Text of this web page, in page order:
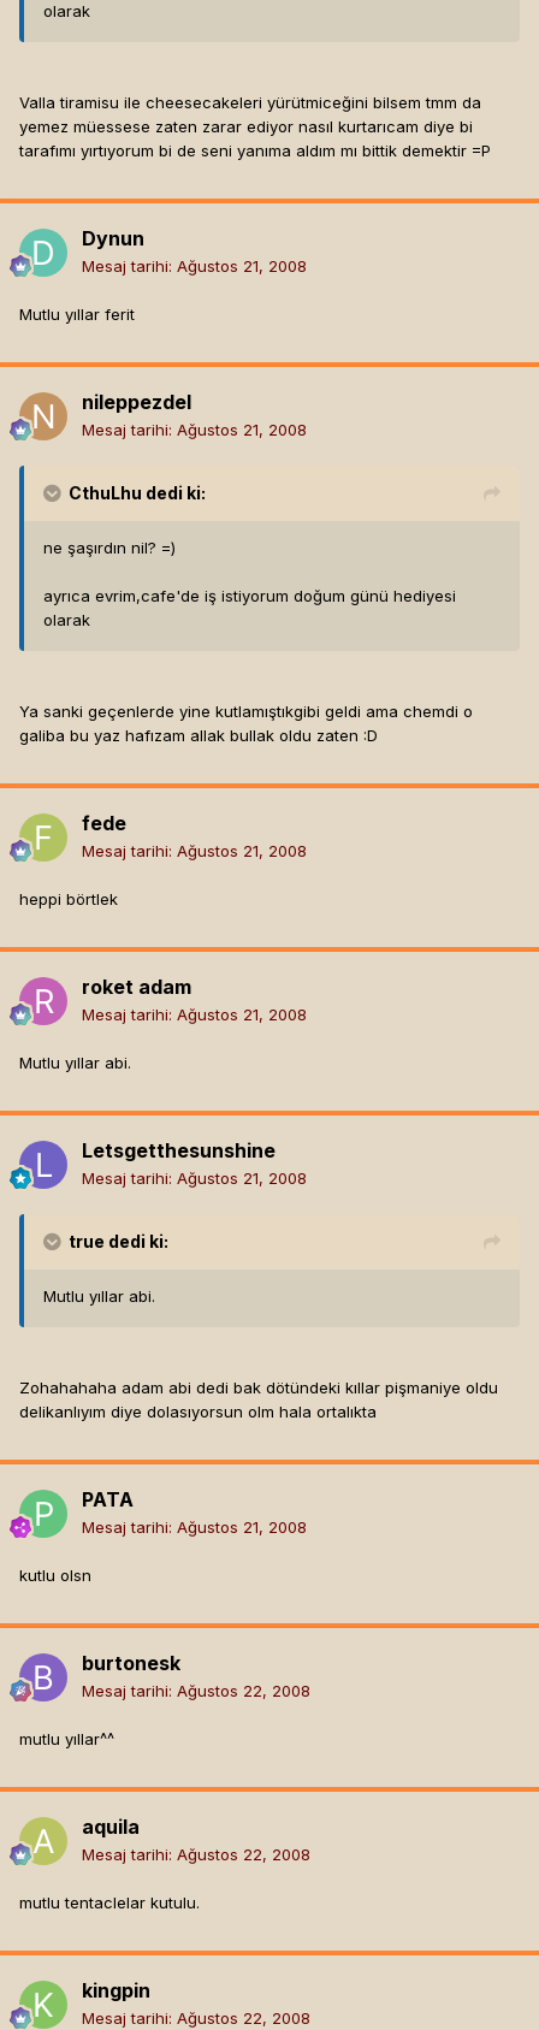
olarak
Valla tiramisu ile cheesecakeleri yürütmiceğini bilsem tmm da
yemez müessese zaten zarar ediyor nasıl kurtarıcam diye bi
tarafımı yırtıyorum bi de seni yanıma aldım mı bittik demektir =P
Dynun
Mesaj tarihi: Ağustos 21, 2008
Mutlu yıllar ferit
nileppezdel
Mesaj tarihi: Ağustos 21, 2008
CthuLhu dedi ki:
ne şaşırdın nil? =)
ayrıca evrim,cafe'de iş istiyorum doğum günü hediyesi
olarak
Ya sanki geçenlerde yine kutlamıştıkgibi geldi ama chemdi o
galiba bu yaz hafızam allak bullak oldu zaten :D
fede
Mesaj tarihi: Ağustos 21, 2008
heppi börtlek
roket adam
Mesaj tarihi: Ağustos 21, 2008
Mutlu yıllar abi.
Letsgetthesunshine
Mesaj tarihi: Ağustos 21, 2008
true dedi ki:
Mutlu yıllar abi.
Zohahahaha adam abi dedi bak dötündeki kıllar pişmaniye oldu
delikanlıyım diye dolasıyorsun olm hala ortalıkta
PATA
Mesaj tarihi: Ağustos 21, 2008
kutlu olsn
burtonesk
Mesaj tarihi: Ağustos 22, 2008
mutlu yıllar^^
aquila
Mesaj tarihi: Ağustos 22, 2008
mutlu tentaclelar kutulu.
kingpin
Mesaj tarihi: Ağustos 22, 2008